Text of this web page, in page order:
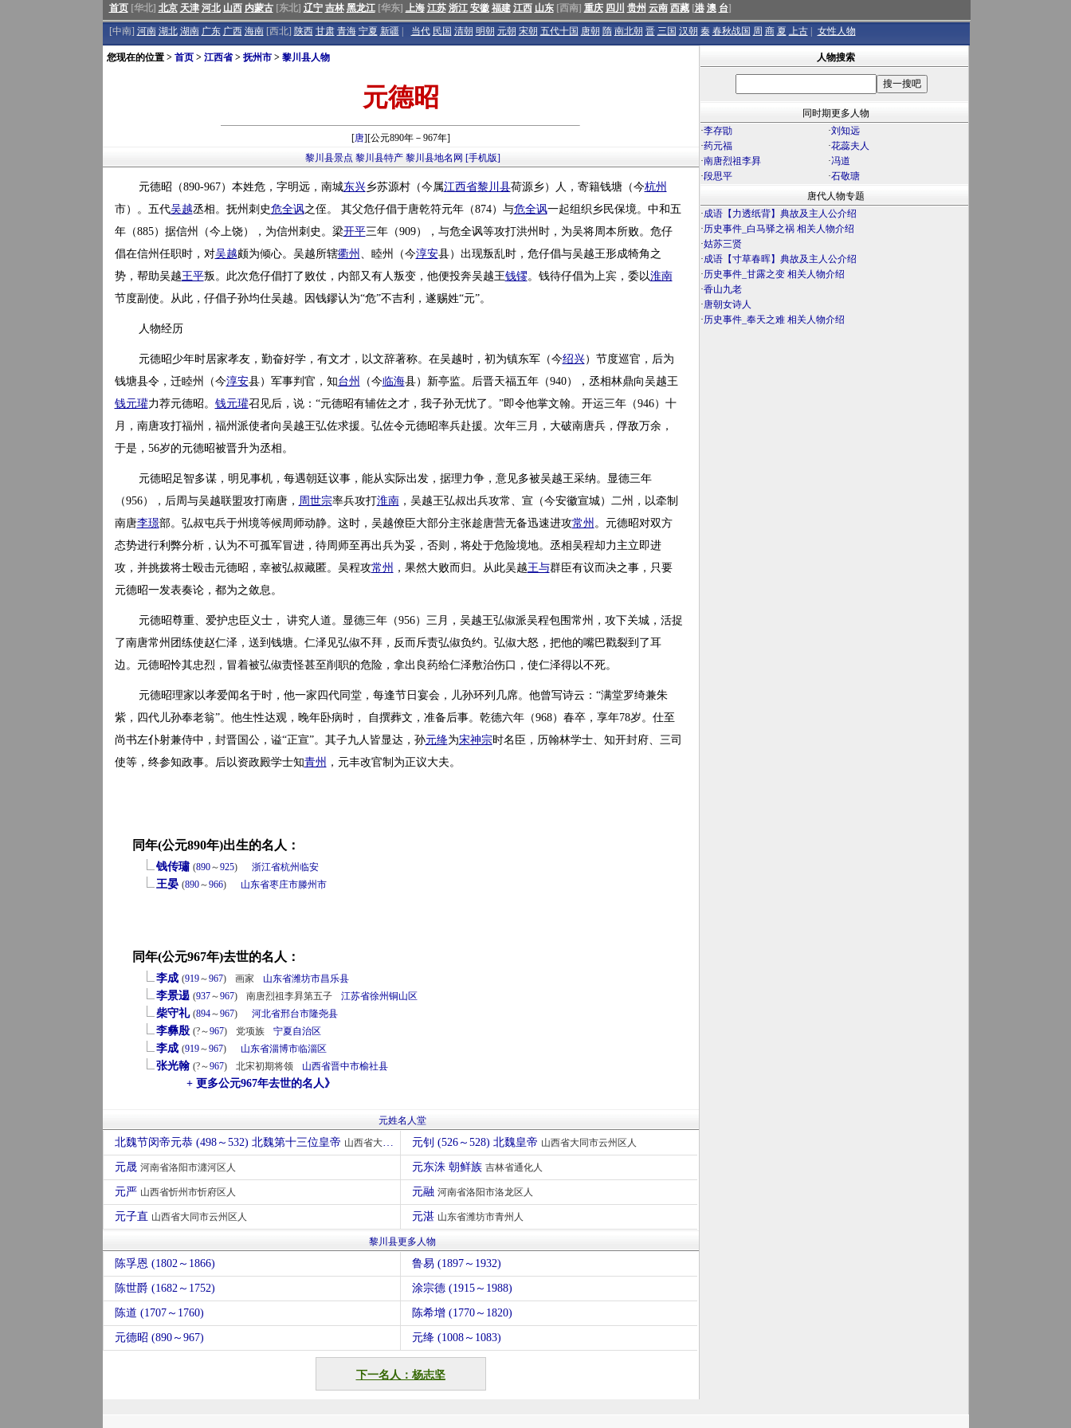
首页[华北] 北京 天津 河北 山西 内蒙古[东北] 辽宁 吉林 黑龙江[华东] 上海 江苏 浙江 安徽 福建 江西 山东[西南] 重庆 四川 贵州 云南 西藏[港 澳 台]
[中南] 河南 湖北 湖南 广东 广西 海南[西北] 陕西 甘肃 青海 宁夏 新疆 当代 民国 清朝 明朝 元朝 宋朝 五代十国 唐朝 隋 南北朝 晋 三国 汉朝 秦 春秋战国 周 商 夏 上古 女性人物
您现在的位置 > 首页> 江西省> 抚州市> 黎川县人物
元德昭
[唐][公元890年－967年]
黎川县景点 黎川县特产 黎川县地名网 [手机版]
元德昭（890-967）本姓危，字明远，南城东兴乡苏源村（今属江西省黎川县荷源乡）人，寄籍钱塘（今杭州
市）。五代吴越丞相。抚州刺史危全讽之侄。 其父危仔倡于唐乾符元年（874）与危全讽一起组织乡民保境。中和五
年（885）据信州（今上饶），为信州刺史。梁开平三年（909），与危全讽等攻打洪州时，为吴将周本所败。危仔
倡在信州任职时，对吴越颇为倾心。吴越所辖衢州 、睦州（今淳安县）出现叛乱时，危仔倡与吴越王形成犄角之
势，帮助吴越王平叛。此次危仔倡打了败仗，内部又有人叛变，他便投奔吴越王钱镠。钱待仔倡为上宾，委以淮南
节度副使。从此，仔倡子孙均仕吴越。因钱鏐认为“危”不吉利，遂赐姓“元”。
人物经历
元德昭少年时居家孝友，勤奋好学，有文才，以文辞著称。在吴越时，初为镇东军（今绍兴）节度巡官，后为
钱塘县令，迁睦州（今淳安县）军事判官，知台州 （今临海县）新亭监。后晋天福五年（940），丞相林鼎向吴越王
钱元瓘力荐元德昭。 钱元瓘召见后，说：“元德昭有辅佐之才，我子孙无忧了。”即令他掌文翰。开运三年（946）十
月，南唐攻打福州，福州派使者向吴越王弘佐求援。弘佐令元德昭率兵赴援。次年三月，大破南唐兵，俘敌万余，
于是，56岁的元德昭被晋升为丞相。
元德昭足智多谋，明见事机，每遇朝廷议事，能从实际出发，据理力争，意见多被吴越王采纳。显德三年
（956），后周与吴越联盟攻打南唐， 周世宗率兵攻打淮南，吴越王弘叔出兵攻常、宣（今安徽宣城）二州，以牵制
南唐李璟部。弘叔屯兵于州境等候周师动静。这时，吴越僚臣大部分主张趁唐营无备迅速进攻常州 。元德昭对双方
态势进行利弊分析，认为不可孤军冒进，待周师至再出兵为妥，否则，将处于危险境地。丞相吴程却力主立即进
攻，并挑拨将士殴击元德昭，幸被弘叔藏匿。吴程攻常州 ，果然大败而归。从此吴越王与群臣有议而决之事，只要
元德昭一发表奏论，都为之敛息。
元德昭尊重、爱护忠臣义士， 讲究人道。显德三年（956）三月，吴越王弘俶派吴程包围常州，攻下关城，活捉
了南唐常州团练使赵仁泽，送到钱塘。仁泽见弘俶不拜，反而斥责弘俶负约。弘俶大怒，把他的嘴巴戳裂到了耳
边。元德昭怜其忠烈，冒着被弘俶责怪甚至削职的危险，拿出良药给仁泽敷治伤口，使仁泽得以不死。
元德昭理家以孝爱闻名于时，他一家四代同堂，每逢节日宴会，儿孙环列几席。他曾写诗云：“满堂罗绮兼朱
紫，四代儿孙奉老翁”。他生性达观，晚年卧病时， 自撰葬文，准备后事。乾德六年（968）春卒，享年78岁。仕至
尚书左仆射兼侍中，封晋国公，谥“正宣”。其子九人皆显达，孙元绛为宋神宗时名臣，历翰林学士、知开封府、三司
使等，终参知政事。后以资政殿学士知青州 ，元丰改官制为正议大夫。
同年(公元890年)出生的名人：
钱传璛 (890～925) 浙江省杭州临安
王晏 (890～966) 山东省枣庄市滕州市
同年(公元967年)去世的名人：
李成 (919～967) 画家 山东省潍坊市昌乐县
李景逷 (937～967) 南唐烈祖李昪第五子 江苏省徐州铜山区
柴守礼 (894～967) 河北省邢台市隆尧县
李彝殷 (?～967) 党项族 宁夏自治区
李成 (919～967) 山东省淄博市临淄区
张光翰 (?～967) 北宋初期将领 山西省晋中市榆社县
+ 更多公元967年去世的名人》
元姓名人堂
北魏节闵帝元恭 (498～532) 北魏第十三位皇帝 山西省大同市平城区人 元钊 (526～528) 北魏皇帝 山西省大同市云州区人
元晟 河南省洛阳市瀍河区人 元东洙 朝鲜族 吉林省通化人
元严 山西省忻州市忻府区人 元融 河南省洛阳市洛龙区人
元子直 山西省大同市云州区人 元湛 山东省潍坊市青州人
黎川县更多人物
陈孚恩 (1802～1866) 鲁易 (1897～1932)
陈世爵 (1682～1752) 涂宗德 (1915～1988)
陈道 (1707～1760) 陈希增 (1770～1820)
元德昭 (890～967) 元绛 (1008～1083)
下一名人：杨志坚
人物搜索
同时期更多人物
·李存勖 ·刘知远
·药元福 ·花蕊夫人
·南唐烈祖李昪 ·冯道
·段思平 ·石敬瑭
唐代人物专题
·成语【力透纸背】典故及主人公介绍
·历史事件_白马驿之祸 相关人物介绍
·姑苏三贤
·成语【寸草春晖】典故及主人公介绍
·历史事件_甘露之变 相关人物介绍
·香山九老
·唐朝女诗人
·历史事件_奉天之难 相关人物介绍